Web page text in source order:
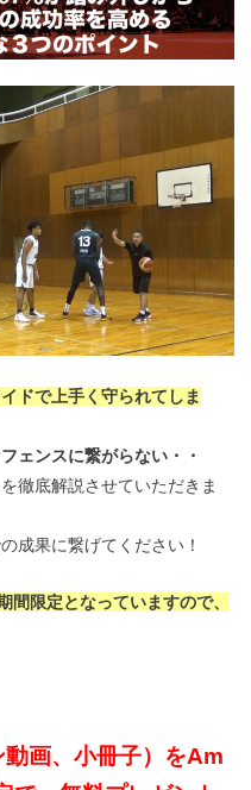
ドで上手く守られてしま
ェンスに繋がらない・・
徹底解説させていただきま
成果に繋げてください！
限定となっていますので、
画、小冊子）をAm